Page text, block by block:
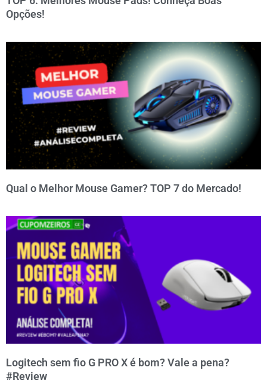
Opções!
Qual o Melhor Mouse Gamer? TOP 7 do Mercado!
Logitech sem fio G PRO X é bom? Vale a pena?
#Review